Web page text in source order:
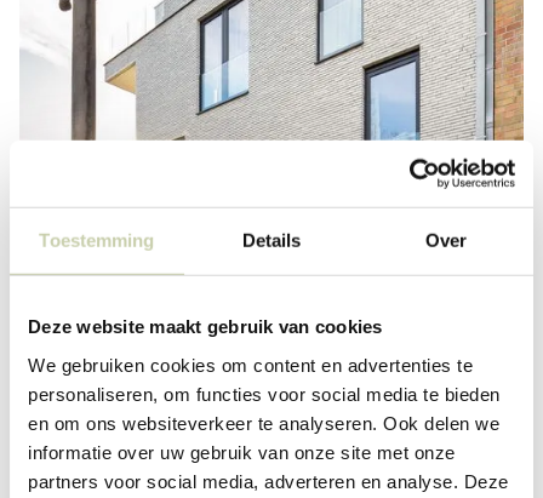
Toestemming Details Over
Deze website maakt gebruik van cookies
We gebruiken cookies om content en advertenties te
personaliseren, om functies voor social media te bieden
en om ons websiteverkeer te analyseren. Ook delen we
informatie over uw gebruik van onze site met onze
partners voor social media, adverteren en analyse. Deze